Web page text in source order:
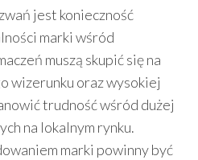
jest konieczność
marki wśród
muszą skupić się na
wizerunku oraz wysokiej
trudność wśród dużej
na lokalnym rynku.
marki powinny być